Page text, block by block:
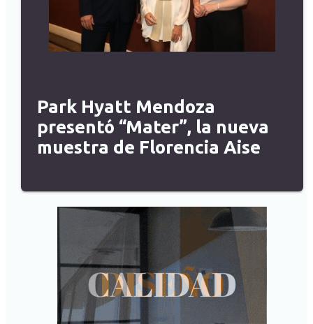
Park Hyatt Mendoza
presentó “Mater”, la nueva
muestra de Florencia Aise